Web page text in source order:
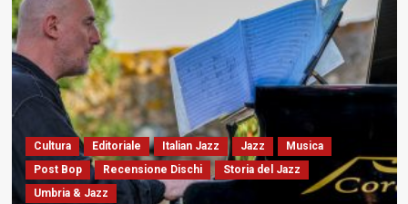
disincanti»
di
Armanda
Desidery,
tra
equilibrio
estetico
ed
escavazione
emozionale
Cultura Editoriale Italian Jazz Jazz
Musica
Post Bop
Recensione Dischi
Storia del Jazz
Umbria & Jazz